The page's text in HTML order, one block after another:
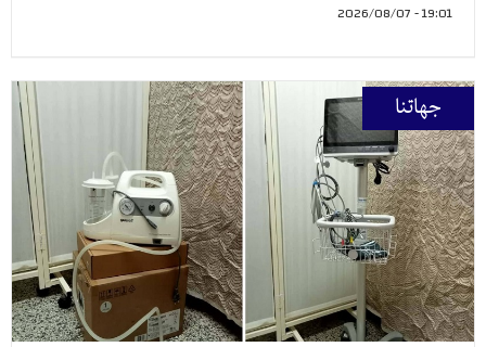
19:01 - 2026/08/07
جهاتنا